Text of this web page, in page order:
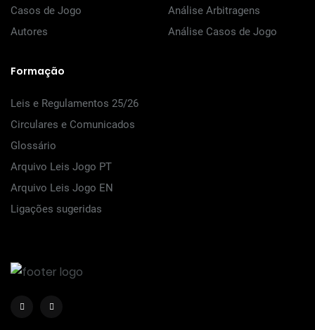
Casos de Jogo
Autores
Análise Arbitragens
Análise Casos de Jogo
Formação
Leis e Regulamentos 25/26
Circulares e Comunicados
Glossário
Arquivo Leis Jogo PT
Arquivo Leis Jogo EN
Ligações sugeridas